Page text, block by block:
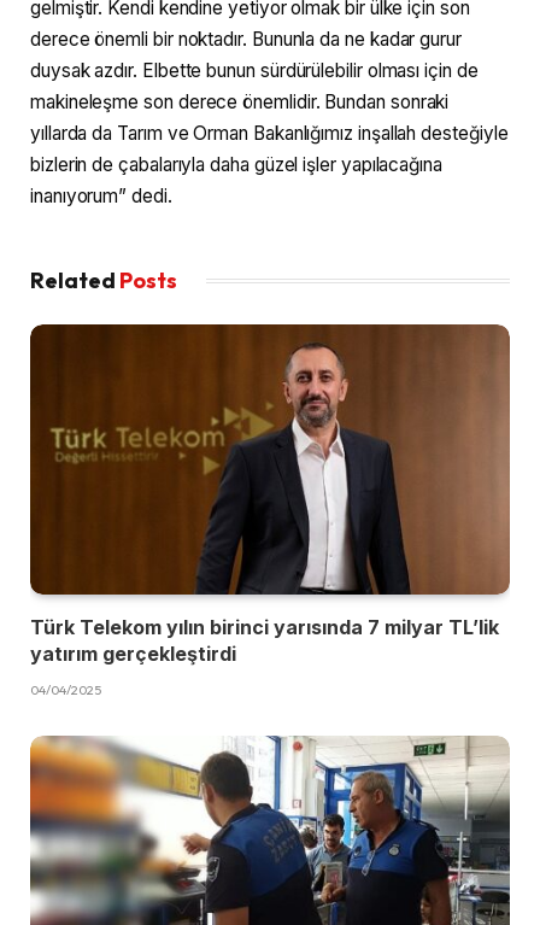
gelmiştir. Kendi kendine yetiyor olmak bir ülke için son
derece önemli bir noktadır. Bununla da ne kadar gurur
duysak azdır. Elbette bunun sürdürülebilir olması için de
makineleşme son derece önemlidir. Bundan sonraki
yıllarda da Tarım ve Orman Bakanlığımız inşallah desteğiyle
bizlerin de çabalarıyla daha güzel işler yapılacağına
inanıyorum” dedi.
Related Posts
Türk Telekom yılın birinci yarısında 7 milyar TL’lik
yatırım gerçekleştirdi
04/04/2025